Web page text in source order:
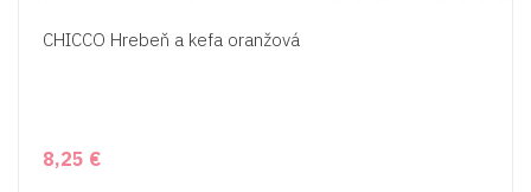
CHICCO Hrebeň a kefa oranžová
8,25 €